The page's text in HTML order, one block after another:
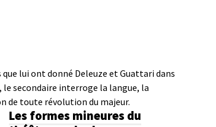
lui ont donné Deleuze et Guattari dans
secondaire interroge la langue, la
de toute révolution du majeur.
Les formes mineures du